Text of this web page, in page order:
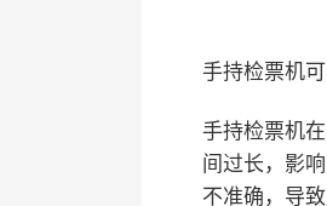
手持检票机
手持检票机
间过长，影
不准确，导